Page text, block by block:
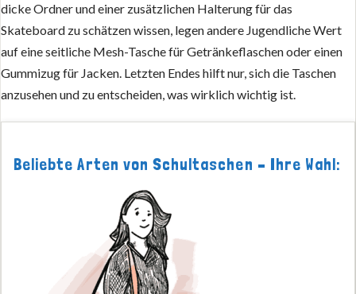
dicke Ordner und einer zusätzlichen Halterung für das
Skateboard zu schätzen wissen, legen andere Jugendliche Wert
auf eine seitliche Mesh-Tasche für Getränkeflaschen oder einen
Gummizug für Jacken. Letzten Endes hilft nur, sich die Taschen
anzusehen und zu entscheiden, was wirklich wichtig ist.
Beliebte Arten von Schultaschen – Ihre Wahl: